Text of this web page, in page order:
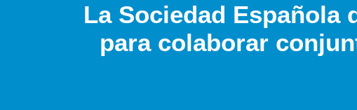
La Sociedad Española
para colaborar